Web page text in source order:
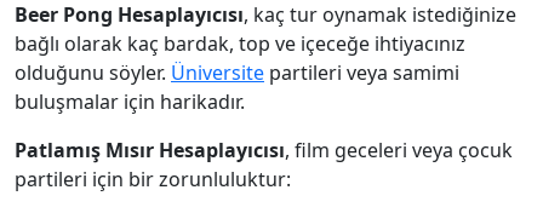
Beer Pong Hesaplayıcısı, kaç tur oynamak istediğinize
bağlı olarak kaç bardak, top ve içeceğe ihtiyacınız
olduğunu söyler. Üniversite partileri veya samimi
buluşmalar için harikadır.
Patlamış Mısır Hesaplayıcısı, film geceleri veya çocuk
partileri için bir zorunluluktur: